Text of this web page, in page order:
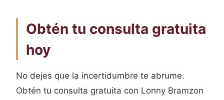
Obtén tu consulta gratuita
hoy
No dejes que la incertidumbre te abrume.
Obtén tu consulta gratuita con Lonny Bramzon